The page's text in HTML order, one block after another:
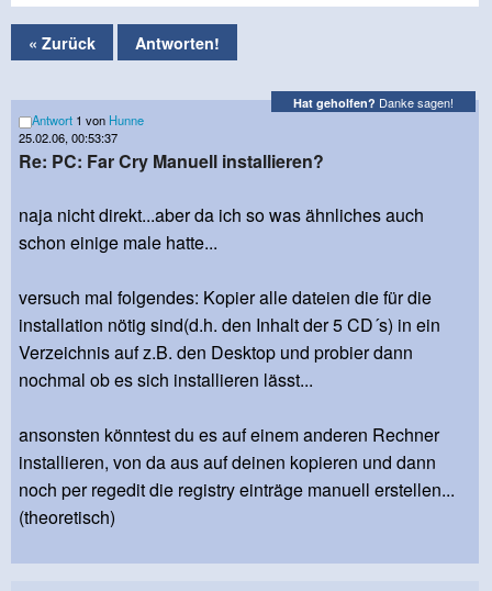
« Zurück Antworten!
Hat geholfen? Danke sagen!
Antwort 1 von Hunne
25.02.06, 00:53:37
Re: PC: Far Cry Manuell installieren?
naja nicht direkt...aber da ich so was ähnliches auch
schon einige male hatte...
versuch mal folgendes: Kopier alle dateien die für die
installation nötig sind(d.h. den Inhalt der 5 CD´s) in ein
Verzeichnis auf z.B. den Desktop und probier dann
nochmal ob es sich installieren lässt...
ansonsten könntest du es auf einem anderen Rechner
installieren, von da aus auf deinen kopieren und dann
noch per regedit die registry einträge manuell erstellen...
(theoretisch)